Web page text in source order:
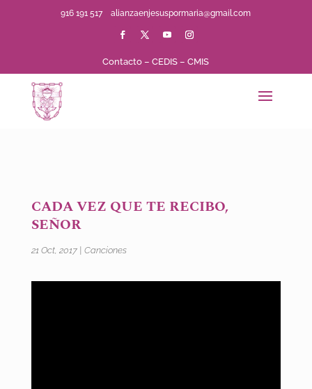
916 191 517alianzaenjesuspormaria@gmail.com
Contacto –CEDIS –CMIS
CADA VEZ QUE TE RECIBO,
SEÑOR
21 Oct, 2017| Canciones